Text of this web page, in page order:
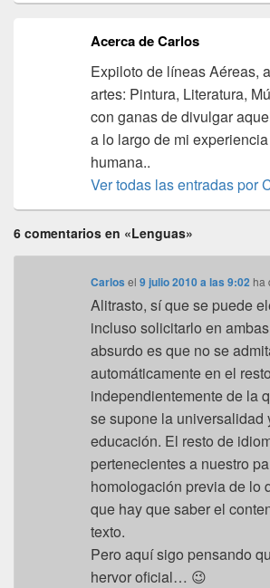
Acerca de Carlos
Expiloto de líneas Aéreas,
artes: Pintura, Literatura,
con ganas de divulgar
a lo largo de mi
humana..
Ver todas las entradas por
6 comentarios en «Lenguas»
Carlos el9 julio 2010 a las 9:02 ha
Alitrasto, sí que se puede
incluso solicitarlo en
absurdo es que no se
automáticamente en el
independientemente de la
se supone la universalidad
educación. El resto de
pertenecientes a nuestro
homologación previa de lo
que hay que saber el
texto.
Pero aquí sigo pensando
hervor oficial… 😉